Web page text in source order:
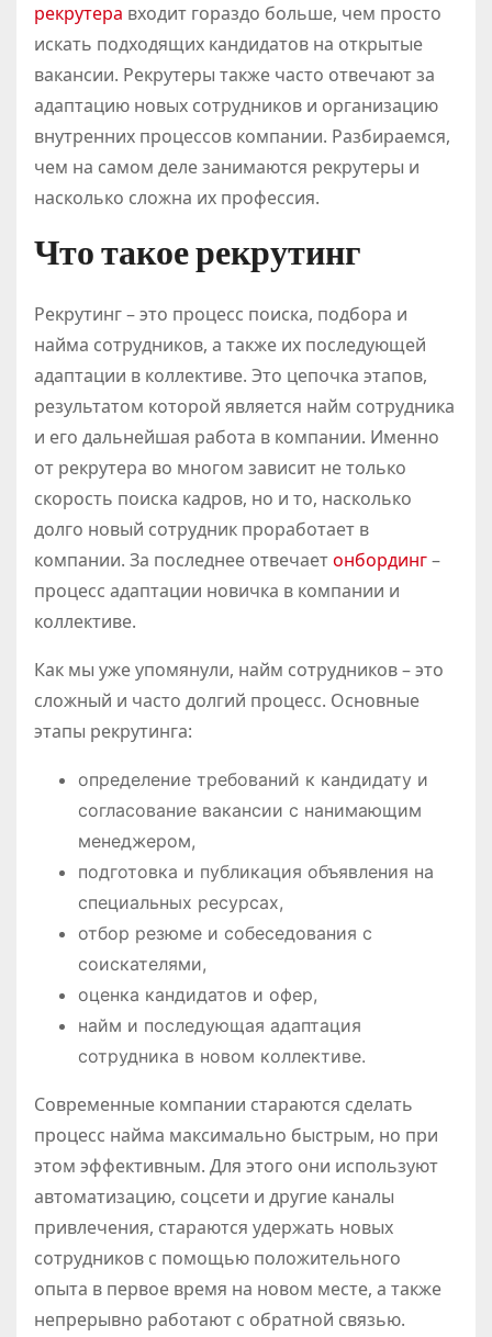
рекрутера входит гораздо больше, чем просто
искать подходящих кандидатов на открытые
вакансии. Рекрутеры также часто отвечают за
адаптацию новых сотрудников и организацию
внутренних процессов компании. Разбираемся,
чем на самом деле занимаются рекрутеры и
насколько сложна их профессия.
Что такое рекрутинг
Рекрутинг – это процесс поиска, подбора и
найма сотрудников, а также их последующей
адаптации в коллективе. Это цепочка этапов,
результатом которой является найм сотрудника
и его дальнейшая работа в компании. Именно
от рекрутера во многом зависит не только
скорость поиска кадров, но и то, насколько
долго новый сотрудник проработает в
компании. За последнее отвечаетонбординг–
процесс адаптации новичка в компании и
коллективе.
Как мы уже упомянули, найм сотрудников – это
сложный и часто долгий процесс. Основные
этапы рекрутинга:
определение требований к кандидату и
согласование вакансии с нанимающим
менеджером,
подготовка и публикация объявления на
специальных ресурсах,
отбор резюме и собеседования с
соискателями,
оценка кандидатов и офер,
найм и последующая адаптация
сотрудника в новом коллективе.
Современные компании стараются сделать
процесс найма максимально быстрым, но при
этом эффективным. Для этого они используют
автоматизацию, соцсети и другие каналы
привлечения, стараются удержать новых
сотрудников с помощью положительного
опыта в первое время на новом месте, а также
непрерывно работают с обратной связью.